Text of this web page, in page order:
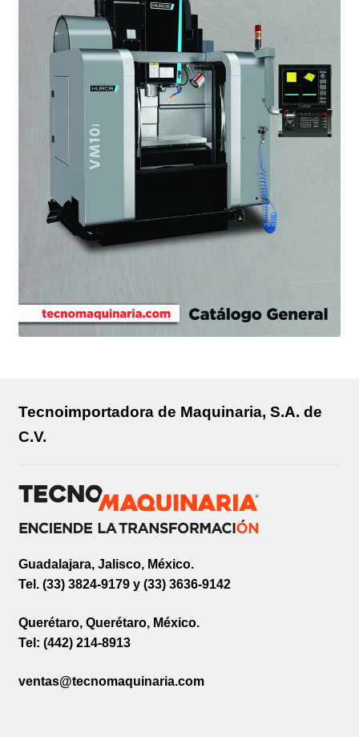
Tecnoimportadora de Maquinaria, S.A. de
C.V.
Guadalajara, Jalisco, México.
Tel. (33) 3824-9179 y (33) 3636-9142
Querétaro, Querétaro, México.
Tel: (442) 214-8913
ventas@tecnomaquinaria.com